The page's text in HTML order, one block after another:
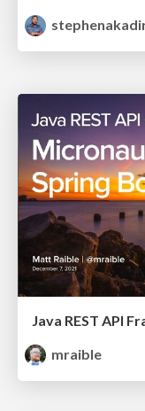
mraible